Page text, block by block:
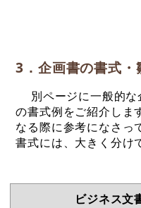
3．企画書の書式
別ページに一般的な
の書式例をご紹介しま
なる際に参考になさっ
書式には、大きく分け
ビジネス文